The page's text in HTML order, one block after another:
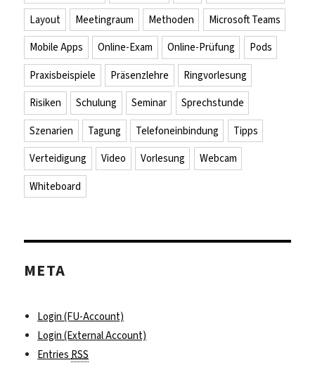
Layout
Meetingraum Methoden
Microsoft Teams
Mobile Apps
Online-Exam Online-Prüfung
Pods
Praxisbeispiele
Präsenzlehre
Ringvorlesung
Risiken
Schulung Seminar
Sprechstunde
Szenarien
Tagung Telefoneinbindung
Tipps
Verteidigung
Video Vorlesung
Webcam
Whiteboard
META
Login (FU-Account)
Login (External Account)
EntriesRSS